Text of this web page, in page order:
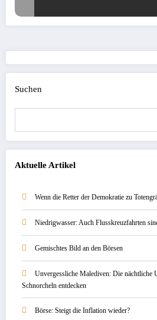
Suchen
Aktuelle Artikel
Wenn die Retter der Demokratie zu
Niedrigwasser: Auch Flusskreuzfahrten
Gemischtes Bild an den Börsen
Unvergessliche Malediven: Die nächtliche
Schnorcheln entdecken
Börse: Steigt die Inflation wieder?